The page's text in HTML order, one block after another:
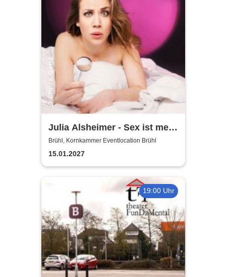
Julia Alsheimer - Sex ist mehr
als nur 'ne Nummer
Brühl, Kornkammer Eventlocation Brühl
15.01.2027
19:00 Uhr